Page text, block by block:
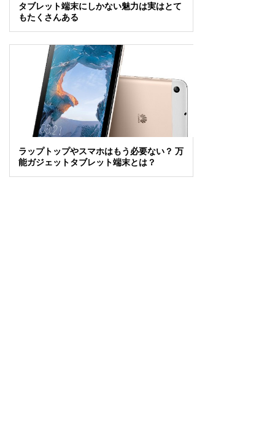
タブレット端末にしかない魅力は実はとて
もたくさんある
ラップトップやスマホはもう必要ない？ 万
能ガジェットタブレット端末とは？